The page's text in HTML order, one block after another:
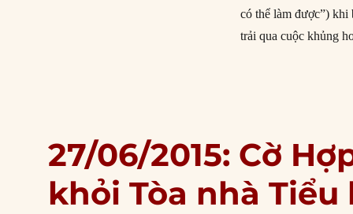
có thể làm được”) khi
trải qua cuộc khủng
27/06/2015: Cờ
khỏi Tòa nhà